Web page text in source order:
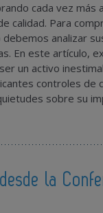
cada vez más
calidad. Para
analizar
En este artículo,
un activo
controles de
sobre su
la